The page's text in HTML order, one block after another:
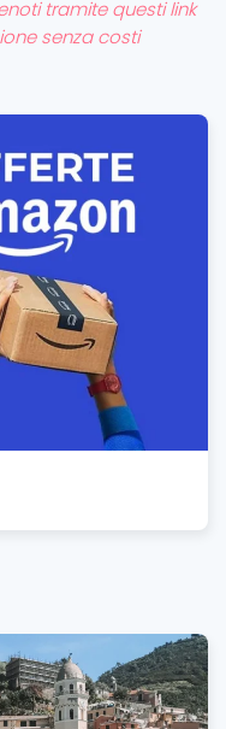
tramite questi link
senza costi